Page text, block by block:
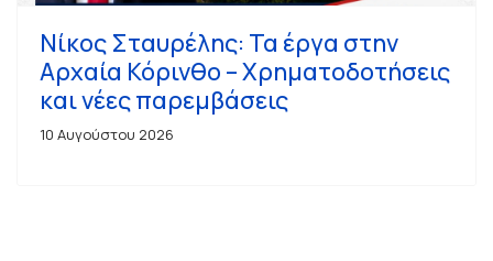
Νίκος Σταυρέλης: Τα έργα στην
Αρχαία Κόρινθο – Χρηματοδοτήσεις
και νέες παρεμβάσεις
10 Αυγούστου 2026